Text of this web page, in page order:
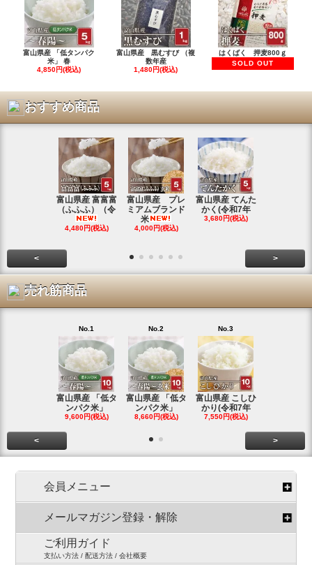
富山県産 「低タンパク
米」 春
4,850円(税込)
富山県産 黒むすび （複
数年産
1,480円(税込)
はくばく 押麦800ｇ
SOLD OUT
おすすめ商品
富山県産 富富富
（ふふふ）（令
4,480円(税込)
富山県産 プレ
ミアムブランド
米
4,000円(税込)
富山県産 てんた
かく(令和7年
3,680円(税込)
< >
売れ筋商品
No.1
富山県産 「低タ
ンパク米」
9,600円(税込)
No.2
富山県産 「低タ
ンパク米」
8,660円(税込)
No.3
富山県産 こしひ
かり(令和7年
7,550円(税込)
< >
会員メニュー
メールマガジン登録・解除
ご利用ガイド
支払い方法 / 配送方法 / 会社概要